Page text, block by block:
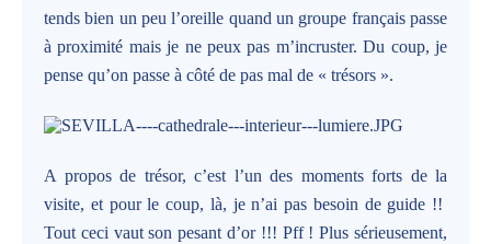
tends bien un peu l’oreille quand un groupe français passe
à proximité mais je ne peux pas m’incruster. Du coup, je
pense qu’on passe à côté de pas mal de « trésors ».
A propos de trésor, c’est l’un des moments forts de la
visite, et pour le coup, là, je n’ai pas besoin de guide !!
Tout ceci vaut son pesant d’or !!! Pff ! Plus sérieusement,